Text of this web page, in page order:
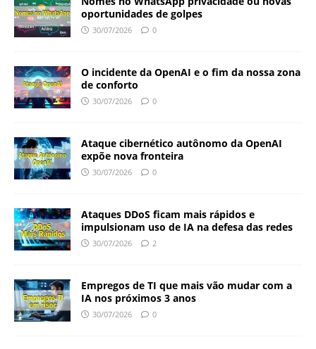
oportunidades de golpes
30/07/2026 0
O incidente da OpenAI e o fim da nossa zona
de conforto
30/07/2026 0
Ataque cibernético autônomo da OpenAI
expõe nova fronteira
30/07/2026 0
Ataques DDoS ficam mais rápidos e
impulsionam uso de IA na defesa das redes
30/07/2026 2
Empregos de TI que mais vão mudar com a
IA nos próximos 3 anos
30/07/2026 0